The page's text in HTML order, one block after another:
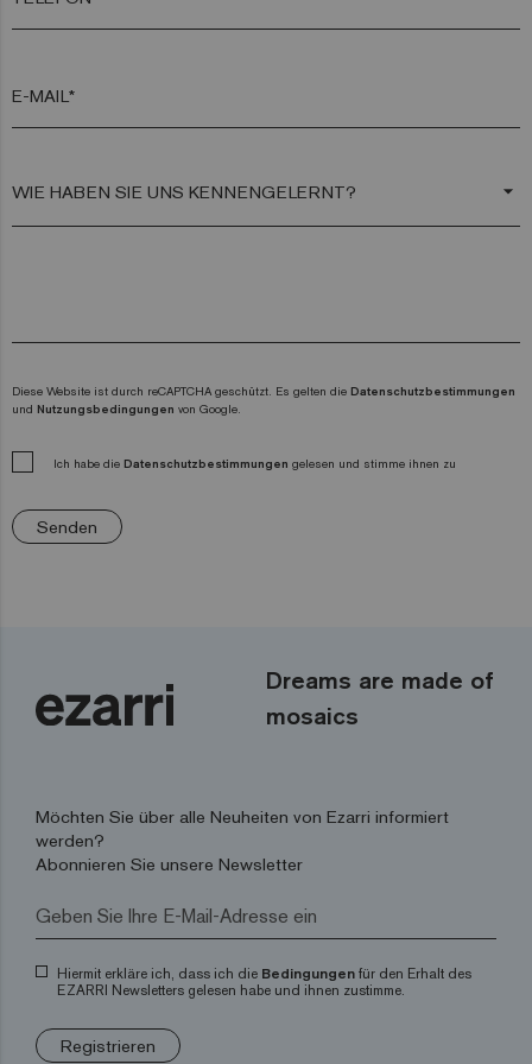
E-MAIL*
arrow_drop_down
Diese Website ist durch reCAPTCHA geschützt. Es gelten die Datenschutzbestimmungen
und Nutzungsbedingungen von Google.
Ich habe die Datenschutzbestimmungen gelesen und stimme ihnen zu
Senden
Dreams are made of
mosaics
Möchten Sie über alle Neuheiten von Ezarri informiert
werden?
Abonnieren Sie unsere Newsletter
Hiermit erkläre ich, dass ich die Bedingungen für den Erhalt des
EZARRI Newsletters gelesen habe und ihnen zustimme.
Registrieren